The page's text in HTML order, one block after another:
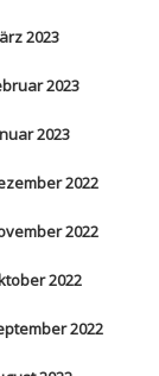
2023
2023
2023
2022
2022
2022
2022